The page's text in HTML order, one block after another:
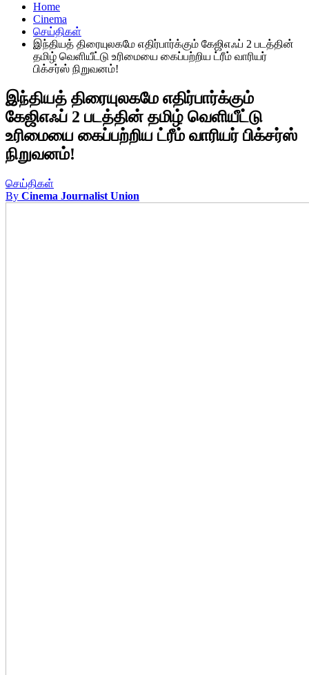
Home
Cinema
செய்திகள்
இந்தியத் திரையுலகமே எதிர்பார்க்கும் கேஜிஎஃப் 2 படத்தின்
தமிழ் வெளியீட்டு உரிமையை கைப்பற்றிய ட்ரீம் வாரியர்
பிக்சர்ஸ் நிறுவனம்!
இந்தியத் திரையுலகமே எதிர்பார்க்கும்
கேஜிஎஃப் 2 படத்தின் தமிழ் வெளியீட்டு
உரிமையை கைப்பற்றிய ட்ரீம் வாரியர் பிக்சர்ஸ்
நிறுவனம்!
செய்திகள்
By Cinema Journalist Union